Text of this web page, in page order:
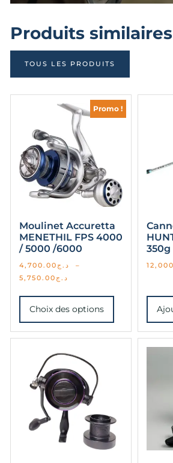
Produits similaires
TOUS LES PRODUITS
Promo !
Moulinet Accuretta
MENETHIL FPS 4000
/ 5000 /6000
د.ج 4,700.00
–
د.ج 5,750.00
Choix des options
350g